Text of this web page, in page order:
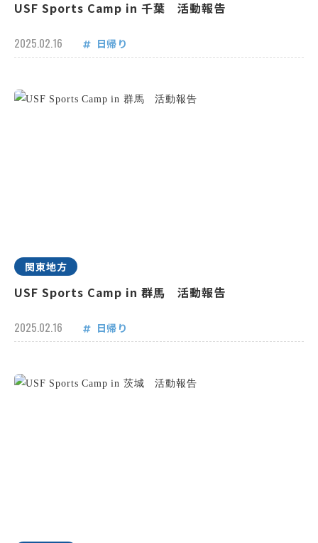
USF Sports Camp in 千葉 活動報告
2025.02.16 日帰り
関東地方
USF Sports Camp in 群馬 活動報告
2025.02.16 日帰り